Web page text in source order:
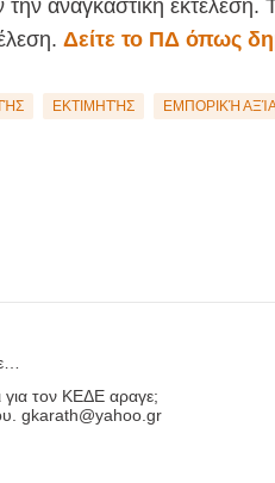
αναγκαστική
Δείτε το ΠΔ όπως
ΕΚΤΙΜΗΤΉΣ ΕΜΠΟΡΙΚΉ
για τον ΚΕΔΕ αραγε;
gkarath@yahoo.gr